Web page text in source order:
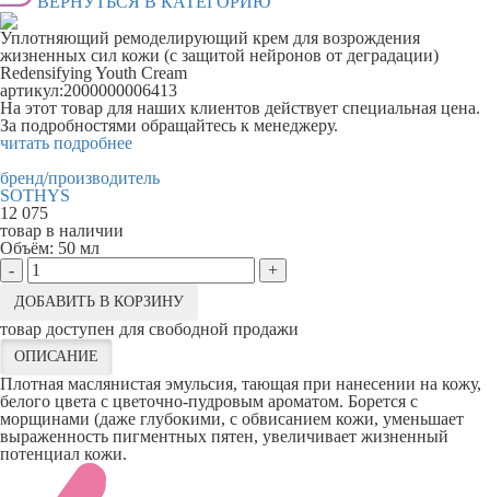
Уплотняющий ремоделирующий крем для возрождения
жизненных сил кожи (с защитой нейронов от деградации)
Redensifying Youth Cream
артикул:2000000006413
На этот товар для наших клиентов действует специальная цена.
За подробностями обращайтесь к менеджеру.
читать подробнее
бренд/производитель
SOTHYS
12 075
товар в наличии
Объём: 50 мл
-
+
ДОБАВИТЬ В КОРЗИНУ
товар доступен для свободной продажи
ОПИСАНИЕ
Плотная маслянистая эмульсия, тающая при нанесении на кожу,
белого цвета с цветочно-пудровым ароматом. Борется с
морщинами (даже глубокими, с обвисанием кожи, уменьшает
выраженность пигментных пятен, увеличивает жизненный
потенциал кожи.